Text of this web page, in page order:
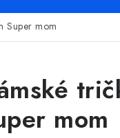
Super mom
mom